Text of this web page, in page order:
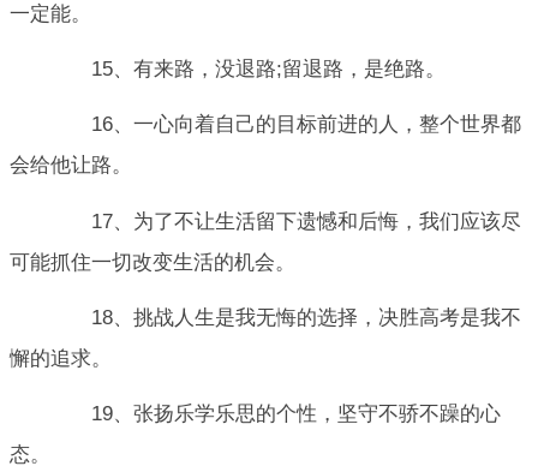
一定能。
15、有来路，没退路;留退路，是绝路。
16、一心向着自己的目标前进的人，整个世界都
会给他让路。
17、为了不让生活留下遗憾和后悔，我们应该尽
可能抓住一切改变生活的机会。
18、挑战人生是我无悔的选择，决胜高考是我不
懈的追求。
19、张扬乐学乐思的个性，坚守不骄不躁的心
态。